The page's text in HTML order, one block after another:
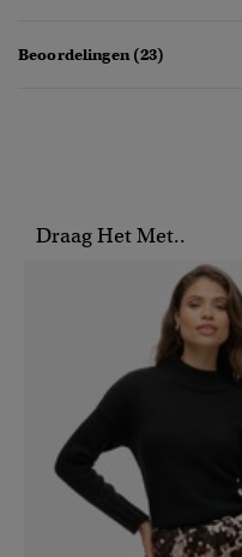
Beoordelingen (23)
Draag Het Met..